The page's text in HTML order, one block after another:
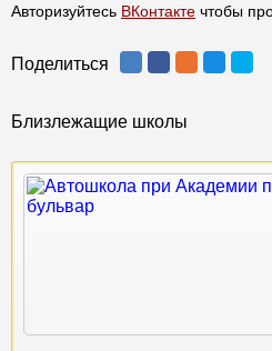
Авторизуйтесь ВКонтакте чтобы
Поделиться
Близлежащие школы